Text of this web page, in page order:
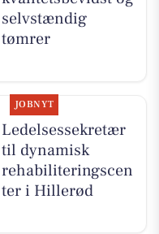
selvstændig
tømrer
JOBNYT
Ledelsessekretær
til dynamisk
rehabiliteringscen
ter i Hillerød